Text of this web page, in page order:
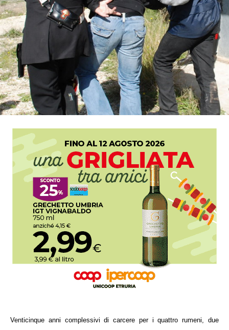
Venticinque anni complessivi di carcere per i quattro rumeni, due